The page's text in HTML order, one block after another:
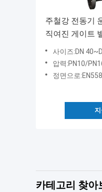
주철강 전동기
직여진 게이트
사이즈:DN
압력:PN10/
정면으로
카테고리 찾아